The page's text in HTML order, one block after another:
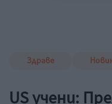
Здраве
US учени: